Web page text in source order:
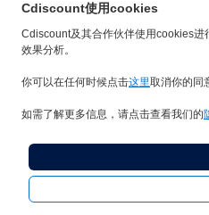
Cdiscount使用cookies
Cdiscount及其合作伙伴使用cookies
效果分析。
你可以在任何时候点击这里取消你的同
如需了解更多信息，请点击查看我们的